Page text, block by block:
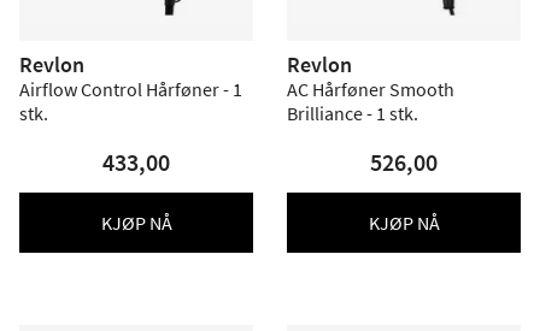
Revlon
Airflow Control Hårføner - 1
stk.
433,00
KJØP NÅ
Revlon
AC Hårføner Smooth
Brilliance - 1 stk.
526,00
KJØP NÅ